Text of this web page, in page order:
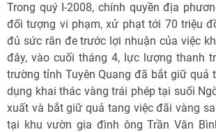
Trong quý I-2008, chính quyền địa
đối tượng vi phạm, xử phạt tới 70 triệu
đủ sức răn đe trước lợi nhuận của việc
đây, vào cuối tháng 4, lực lượng thanh
trường tỉnh Tuyên Quang đã bắt giữ quả
dụng khai thác vàng trái phép tại suối
xuất và bắt giữ quả tang việc đãi vàng
tại khu vườn gia đình ông Trần Văn